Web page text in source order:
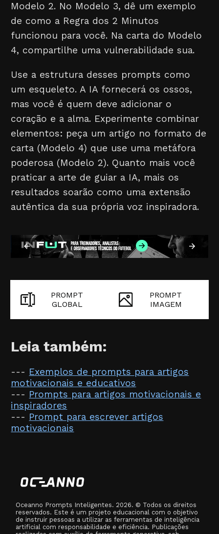
Modelo 2. No Modelo 3, dê um exemplo
de como a Regra dos 2 Minutos
funcionou para você. Na carta do Modelo
4, compartilhe uma vulnerabilidade sua.
Use a estrutura desses prompts como
um esqueleto. A IA fornecerá os ossos,
mas você é quem deve adicionar o
coração e a alma. Experimente combinar
elementos: peça um artigo no formato de
carta (Modelo 4) que use uma metáfora
poderosa (Modelo 2). Quanto mais você
praticar a arte de guiar a IA, mais os
resultados soarão como uma extensão
autêntica da sua própria voz inspiradora.
PROMPT
GLOBAL
PROMPT
IMAGEM
Leia também:
--- Exemplos de prompts para artigos
motivacionais e educativos
--- Prompts para artigos motivacionais e
inspiradores
--- Prompt para escrever artigos
motivacionais
Oceanno Prompts Inteligentes. 2026. © Todos os direitos
reservados. Este é um projeto educacional com o objetivo
de instruir pessoas a utilizar as ferramentas de inteligência
artificial com responsabilidade e eficiência. Publicações